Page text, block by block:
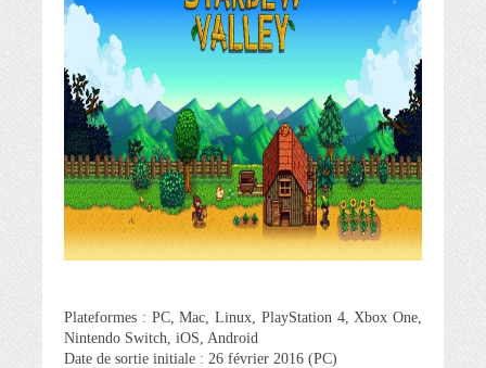
Plateformes : PC, Mac, Linux, PlayStation 4, Xbox One,
Nintendo Switch, iOS, Android
Date de sortie initiale : 26 février 2016 (PC)